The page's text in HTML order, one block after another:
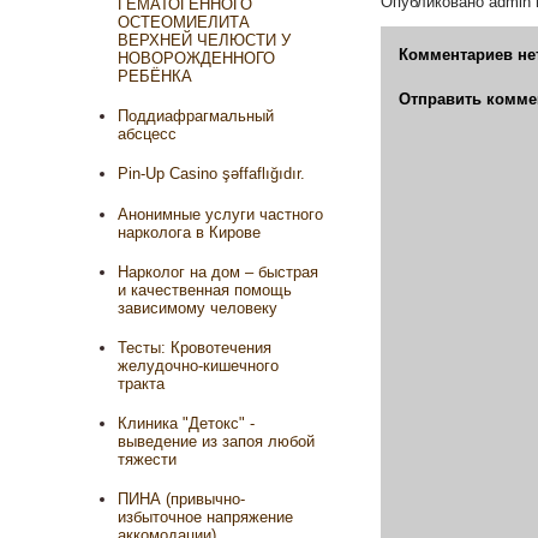
Комментариев
Отправить
ГЕМАТОГЕННОГО
ОСТЕОМИЕЛИТА
ВЕРХНЕЙ ЧЕЛЮСТИ У
НОВОРОЖДЕННОГО
РЕБЁНКА
Поддиафрагмальный
абсцесс
Pin-Up Casino şəffaflığıdır.
Анонимные услуги частного
нарколога в Кирове
Нарколог на дом – быстрая
и качественная помощь
зависимому человеку
Тесты: Кровотечения
желудочно-кишечного
тракта
Клиника "Детокс" -
выведение из запоя любой
тяжести
ПИНА (привычно-
избыточное напряжение